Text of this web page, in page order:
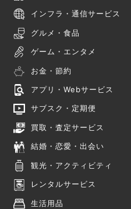
インフラ・通信サービス
グルメ・食品
ゲーム・エンタメ
お金・節約
アプリ・Webサービス
サブスク・定期便
買取・査定サービス
結婚・恋愛・出会い
観光・アクティビティ
レンタルサービス
生活用品